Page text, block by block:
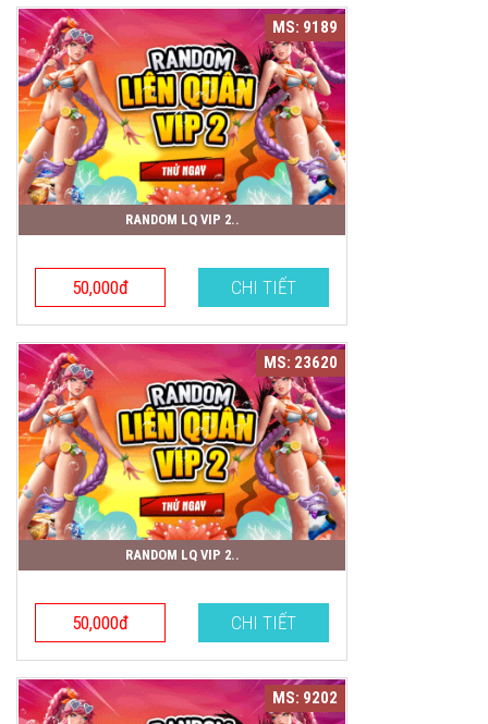
MS: 9189
RANDOM LQ VIP 2..
50,000đ CHI TIẾT
MS: 23620
RANDOM LQ VIP 2..
50,000đ CHI TIẾT
MS: 9202